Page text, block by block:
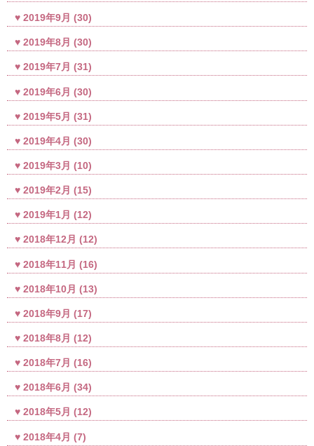
2019年9月 (30)
2019年8月 (30)
2019年7月 (31)
2019年6月 (30)
2019年5月 (31)
2019年4月 (30)
2019年3月 (10)
2019年2月 (15)
2019年1月 (12)
2018年12月 (12)
2018年11月 (16)
2018年10月 (13)
2018年9月 (17)
2018年8月 (12)
2018年7月 (16)
2018年6月 (34)
2018年5月 (12)
2018年4月 (7)